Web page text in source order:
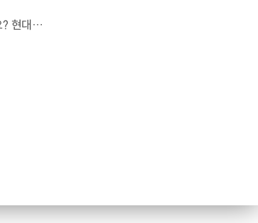
도로도 이정표도 없는 하늘.스카이 모빌리티는 어떻게 목적지까지 이동할 수 있을까요? 현대진행형 팟캐스트 EP.20에서 확인하세요.📻 #현대자동차그룹 #현대진행형 #모빌리티팟캐스트 #하늘길 #스카이모빌리티 #우주 #우주항공 #자율주행 #모빌리티